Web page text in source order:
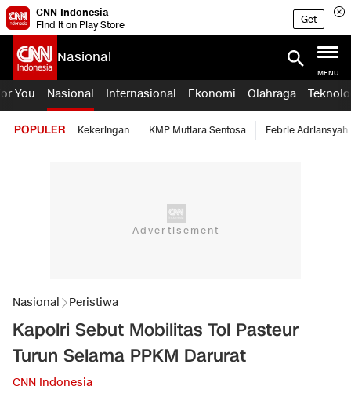
CNN Indonesia
Find it on Play Store
Get
Nasional
MENU
You Nasional Internasional Ekonomi Olahraga
POPULER Kekeringan KMP Mutiara Sentosa Febrie Adriansyah
Nasional Peristiwa
Kapolri Sebut Mobilitas Tol Pasteur
Turun Selama PPKM Darurat
CNN Indonesia